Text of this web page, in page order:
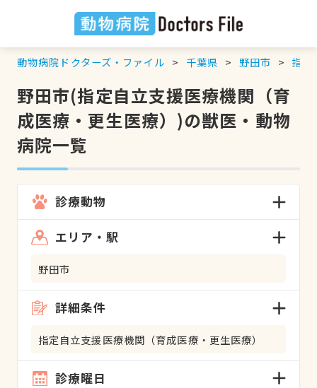
動物病院ドクターズ・ファイル 千葉県 野田市 指定
野田市(指定自立支援医療機関（育
成医療・更生医療）)の獣医・動物
病院一覧
診療動物
エリア・駅
野田市
詳細条件
指定自立支援医療機関（育成医療・更生医療）
診療曜日